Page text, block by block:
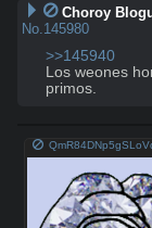
Choroy
No. 145980
>>145940
Los weones
primos.